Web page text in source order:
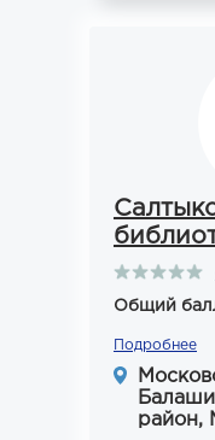
Общий
Подробнее
район,